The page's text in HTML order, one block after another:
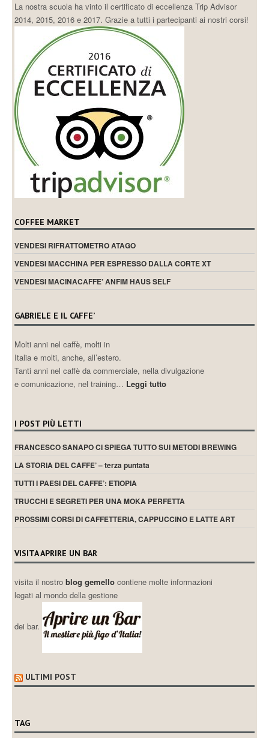
La nostra scuola ha vinto il certificato di eccellenza Trip Advisor
2014, 2015, 2016 e 2017. Grazie a tutti i partecipanti ai nostri corsi!
COFFEE MARKET
VENDESI RIFRATTOMETRO ATAGO
VENDESI MACCHINA PER ESPRESSO DALLA CORTE XT
VENDESI MACINACAFFE’ ANFIM HAUS SELF
GABRIELE E IL CAFFE’
Molti anni nel caffè, molti in
Italia e molti, anche, all’estero.
Tanti anni nel caffè da commerciale, nella divulgazione
e comunicazione, nel training… Leggi tutto
I POST PIÙ LETTI
FRANCESCO SANAPO CI SPIEGA TUTTO SUI METODI BREWING
LA STORIA DEL CAFFE’ – terza puntata
TUTTI I PAESI DEL CAFFE’: ETIOPIA
TRUCCHI E SEGRETI PER UNA MOKA PERFETTA
PROSSIMI CORSI DI CAFFETTERIA, CAPPUCCINO E LATTE ART
VISITA APRIRE UN BAR
visita il nostroblog gemellocontiene molte informazioni
legati al mondo della gestione
dei bar.
ULTIMI POST
TAG